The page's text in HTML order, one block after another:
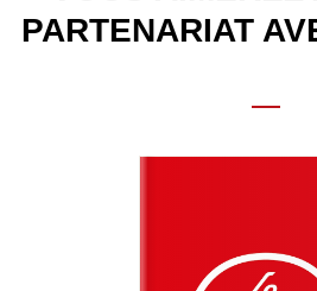
PARTENARIAT